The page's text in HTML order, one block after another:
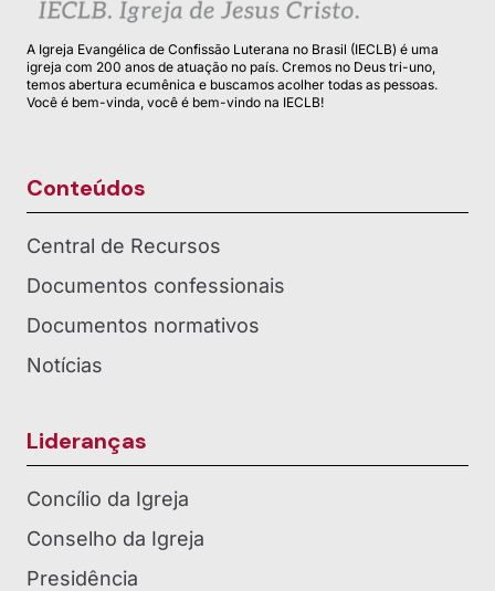
A Igreja Evangélica de Confissão Luterana no Brasil (IECLB) é uma
igreja com 200 anos de atuação no país. Cremos no Deus tri-uno,
temos abertura ecumênica e buscamos acolher todas as pessoas.
Você é bem-vinda, você é bem-vindo na IECLB!
Conteúdos
Central de Recursos
Documentos confessionais
Documentos normativos
Notícias
Lideranças
Concílio da Igreja
Conselho da Igreja
Presidência